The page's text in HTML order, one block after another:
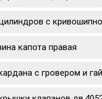
с
капота правая
с гровером и